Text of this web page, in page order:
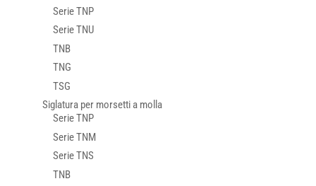
Serie TNP
Serie TNU
TNB
TNG
TSG
Siglatura per morsetti a molla
Serie TNP
Serie TNM
Serie TNS
TNB